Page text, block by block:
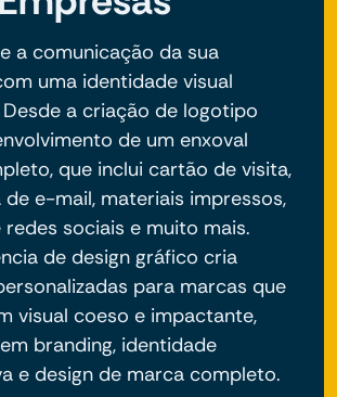
a comunicação da sua
uma identidade visual
a criação de logotipo
de um enxoval
que inclui cartão de visita,
de e-mail, materiais impressos,
sociais e muito mais.
de design gráfico cria
para marcas que
visual coeso e impactante,
branding, identidade
e design de marca completo.